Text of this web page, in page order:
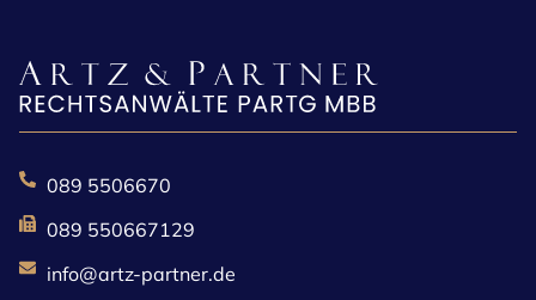
089 5506670
089 550667129
info@artz-partner.de